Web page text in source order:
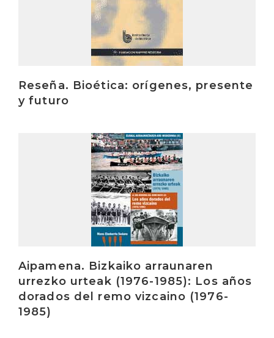
Reseña. Bioética: orígenes, presente
y futuro
Aipamena. Bizkaiko arraunaren
urrezko urteak (1976-1985): Los años
dorados del remo vizcaino (1976-
1985)